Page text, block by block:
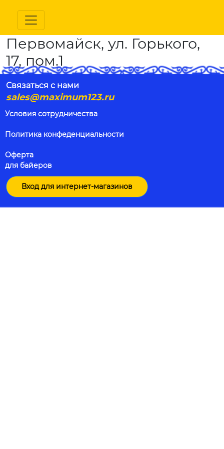
Первомайск, ул. Горького,
17, пом.1
Связаться с нами
sales@maximum123.ru
Условия сотрудничества
Политика конфеденциальности
Оферта
для байеров
Вход для интернет-магазинов